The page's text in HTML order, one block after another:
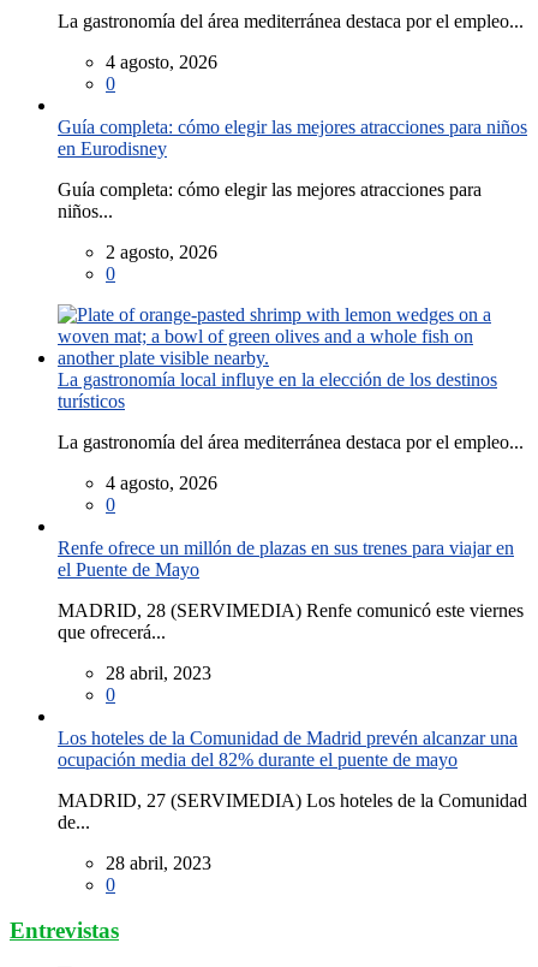
La gastronomía del área mediterránea destaca por el empleo...
4 agosto, 2026
0
Guía completa: cómo elegir las mejores atracciones para niños
en Eurodisney
Guía completa: cómo elegir las mejores atracciones para
niños...
2 agosto, 2026
0
La gastronomía local influye en la elección de los destinos
turísticos
La gastronomía del área mediterránea destaca por el empleo...
4 agosto, 2026
0
Renfe ofrece un millón de plazas en sus trenes para viajar en
el Puente de Mayo
MADRID, 28 (SERVIMEDIA) Renfe comunicó este viernes
que ofrecerá...
28 abril, 2023
0
Los hoteles de la Comunidad de Madrid prevén alcanzar una
ocupación media del 82% durante el puente de mayo
MADRID, 27 (SERVIMEDIA) Los hoteles de la Comunidad
de...
28 abril, 2023
0
Entrevistas